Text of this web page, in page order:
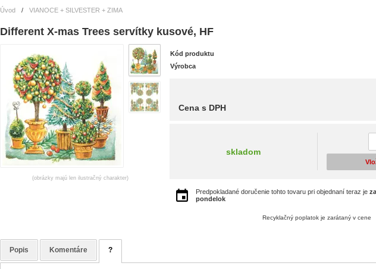
Úvod / VIANOCE + SILVESTER + ZIMA
Different X-mas Trees servítky kusové, HF
(obrázky majú len ilustračný charakter)
Kód produktu
Výrobca
Cena s DPH
skladom
Predpokladané doručenie tohto tovaru pri objednaní teraz je
pondelok
Recyklačný poplatok je zarátaný v cene
Popis Komentáre ?